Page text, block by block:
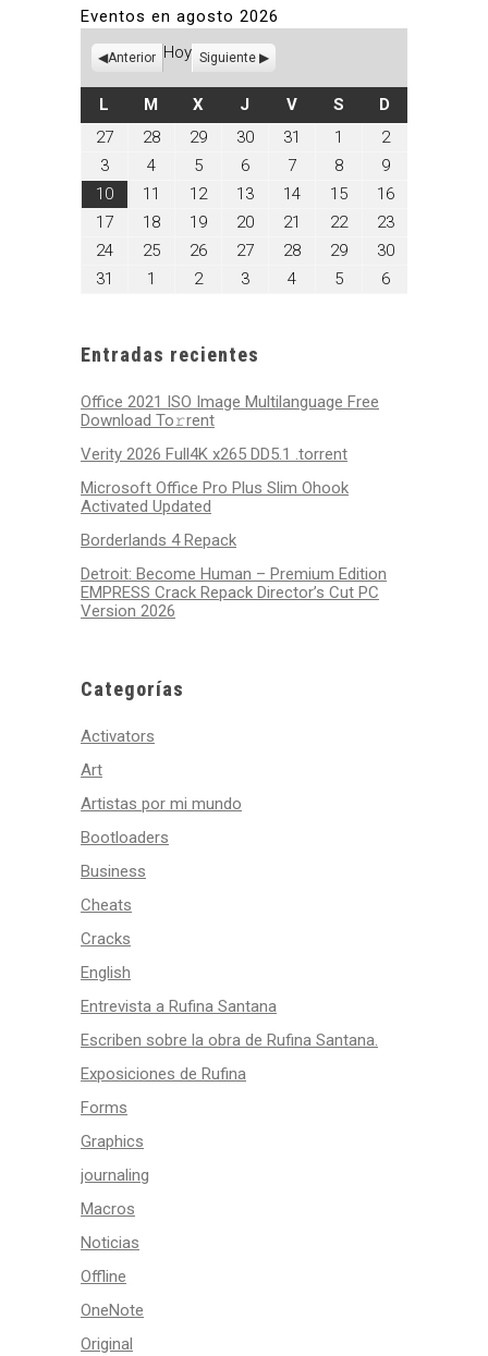
Eventos en agosto 2026
Anterior Hoy Siguiente
L LUNES
M MARTES
XMIÉRCOLES
J JUEVES
VVIERNES
SSÁBADO
D
27julio
28julio
29julio
30julio
31 1
agosto
2026
2agosto
2,
2026
3agosto
3,
2026
4agosto
4,
2026
5agosto
5,
2026
6agosto
6,
2026
7agosto
7,
2026
8agosto
8,
2026
9agosto
9,
2026
10agosto
10,
11
agosto
2026
12agosto
2026
13agosto
2026
14agosto
2026
15agosto
2026
16agosto
2026
17agosto
2026
18agosto
18,
2026
19agosto
2026
20agosto
20,
2026
21
agosto
2026
22agosto
2026
23agosto
23,
2026
24agosto
25agosto
26agosto
27agosto
28agosto
29agosto
30agosto
31
agosto
1
septiembre
2septiembre
3septiembre
4septiembre
5septiembre
6septiembre
Entradas recientes
Office 2021 ISO Image Multilanguage Frее
Download To𝚛rent
Verity 2026 Full4K x265 DD5.1 .torrent
Microsoft Office Pro Plus Slim Ohook
Activated Updated
Borderlands 4 Repack
Detroit: Become Human – Premium Edition
EMPRESS Crack Repack Director’s Cut PC
Version 2026
Categorías
Activators
Art
Artistas por mi mundo
Bootloaders
Business
Cheats
Cracks
English
Entrevista a Rufina Santana
Escriben sobre la obra de Rufina Santana.
Exposiciones de Rufina
Forms
Graphics
journaling
Macros
Noticias
Offline
OneNote
Original